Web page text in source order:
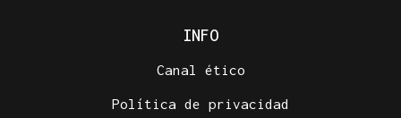
INFO
Canal ético
Política de privacidad